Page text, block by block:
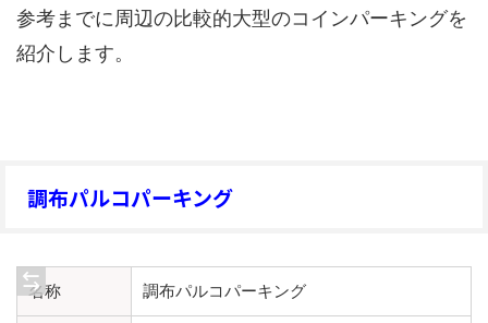
参考までに周辺の比較的大型のコインパーキングを
紹介します。
調布パルコパーキング
名称 調布パルコパーキング